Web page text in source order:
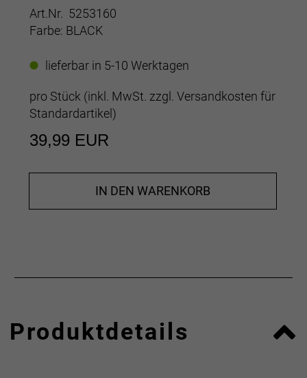
Art.Nr. 5253160
Farbe: BLACK
lieferbar in 5-10 Werktagen
pro Stück (inkl. MwSt. zzgl. Versandkosten für
Standardartikel)
39,99 EUR
IN DEN WARENKORB
Produktdetails